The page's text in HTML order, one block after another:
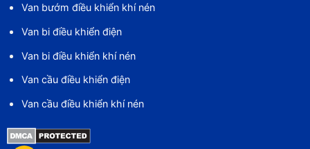
Van bướm điều khiển khí nén
Van bi điều khiển điện
Van bi điều khiển khí nén
Van cầu điều khiển điện
Van cầu điều khiển khí nén